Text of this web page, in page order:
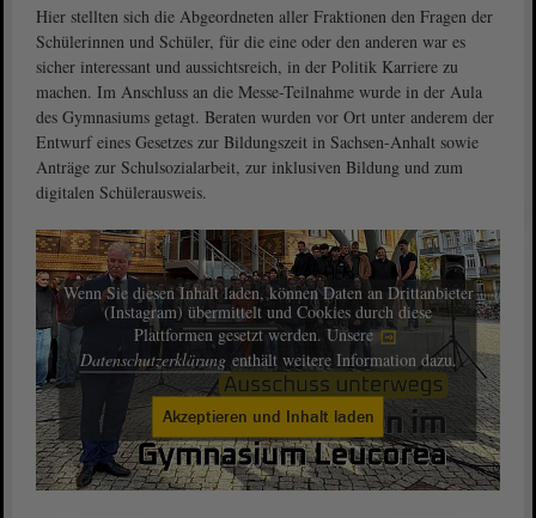
Hier stellten sich die Abgeordneten aller Fraktionen den Fragen der
Schülerinnen und Schüler, für die eine oder den anderen war es
sicher interessant und aussichtsreich, in der Politik Karriere zu
machen. Im Anschluss an die Messe-Teilnahme wurde in der Aula
des Gymnasiums getagt. Beraten wurden vor Ort unter anderem der
Entwurf eines Gesetzes zur Bildungszeit in Sachsen-Anhalt sowie
Anträge zur Schulsozialarbeit, zur inklusiven Bildung und zum
digitalen Schülerausweis.
Wenn Sie diesen Inhalt laden, können Daten an Drittanbieter
(Instagram) übermittelt und Cookies durch diese
Plattformen gesetzt werden. Unsere
Datenschutzerklärung enthält weitere Information dazu.
Akzeptieren und Inhalt laden